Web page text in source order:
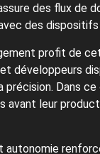
des flux de
des
profit de
développeurs
Dans
avant leur
autonomie